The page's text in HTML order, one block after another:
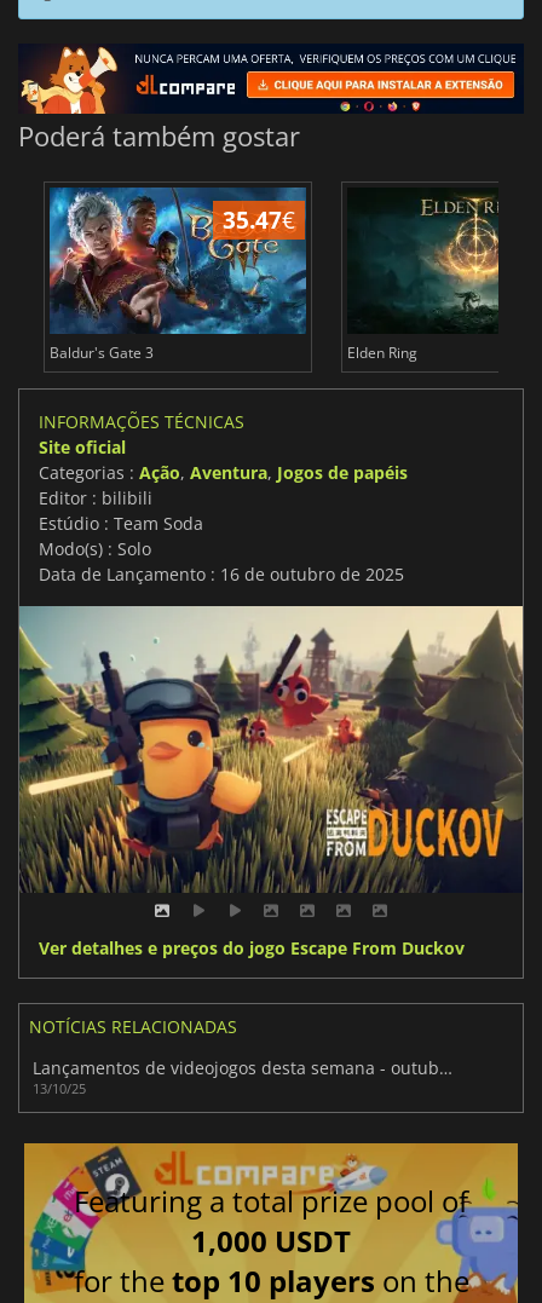
Poderá também gostar
35.47€
Baldur's Gate 3 Elden Ring
INFORMAÇÕES TÉCNICAS
Site oficial
Categorias : Ação, Aventura, Jogos de papéis
Editor : bilibili
Estúdio : Team Soda
Modo(s) : Solo
Data de Lançamento : 16 de outubro de 2025
Ver detalhes e preços do jogo Escape From Duckov
NOTÍCIAS RELACIONADAS
Lançamentos de videojogos desta semana - outubro de 2025 (Semana 42)
13/10/25
Featuring a total prize pool of
1,000 USDT
for thetop 10 players on the